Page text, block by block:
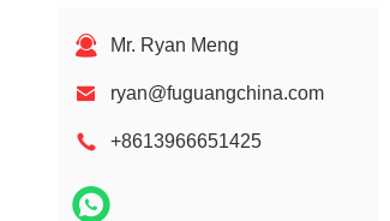
Mr. Ryan Meng
ryan@fuguangchina.com
+8613966651425